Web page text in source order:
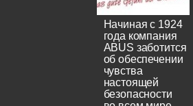
Начиная с 1924
года компания
ABUS заботится
об обеспечении
чувства
настоящей
безопасности